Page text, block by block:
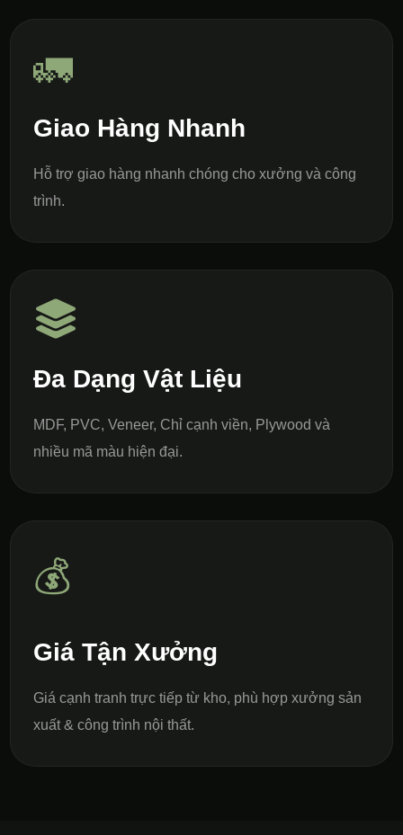
🚛
Giao Hàng Nhanh
Hỗ trợ giao hàng nhanh chóng cho xưởng và công
trình.
Đa Dạng Vật Liệu
MDF, PVC, Veneer, Chỉ cạnh viền, Plywood và
nhiều mã màu hiện đại.
💰
Giá Tận Xưởng
Giá cạnh tranh trực tiếp từ kho, phù hợp xưởng sản
xuất & công trình nội thất.